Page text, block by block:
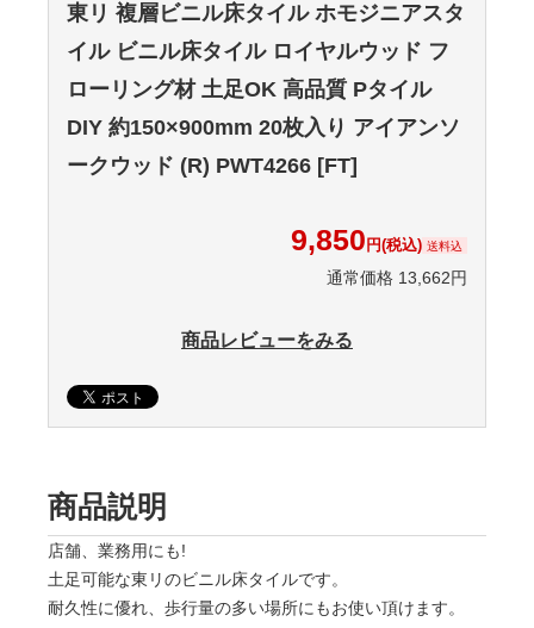
東リ 複層ビニル床タイル ホモジニアスタ
イル ビニル床タイル ロイヤルウッド フ
ローリング材 土足OK 高品質 Pタイル
DIY 約150×900mm 20枚入り アイアンソ
ークウッド (R) PWT4266 [FT]
9,850 円(税込) 送料込
通常価格 13,662円
商品レビューをみる
商品説明
店舗、業務用にも!
土足可能な東リのビニル床タイルです。
耐久性に優れ、歩行量の多い場所にもお使い頂けます。